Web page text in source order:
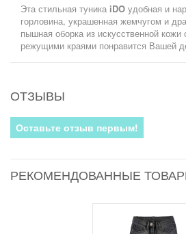
Эта стильная туника iDO удобная и
горловина, украшенная жемчугом и
пышная оборка из искусственной
режущими краями понравится Вашей
ОТЗЫВЫ
Оставьте отзыв первым!
РЕКОМЕНДОВАННЫЕ